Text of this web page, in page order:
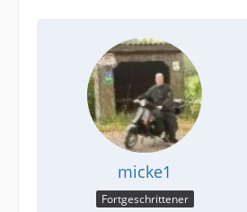
micke1
Fortgeschrittener